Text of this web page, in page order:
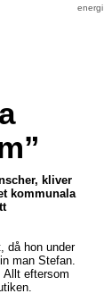
energi
kliver
kommunala
då hon under
man Stefan.
Allt eftersom